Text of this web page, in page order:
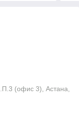
(офис 3), Астана,